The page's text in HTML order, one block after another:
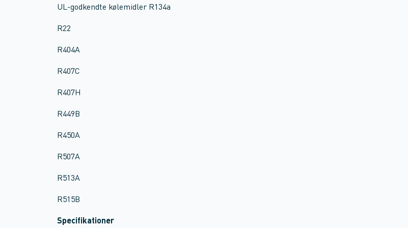
UL-godkendte kølemidler R134a
R22
R404A
R407C
R407H
R449B
R450A
R507A
R513A
R515B
Specifikationer